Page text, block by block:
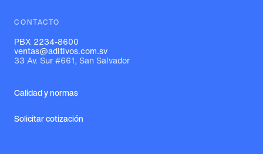
CONTACTO
PBX 2234-8600
ventas@aditivos.com.sv
33 Av. Sur #661, San Salvador
Calidad y normas
Solicitar cotización